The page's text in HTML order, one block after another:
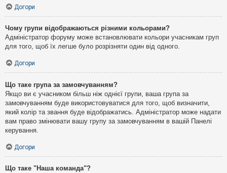
Догори
Чому групи відображаються різними кольорами?
Адміністратор форуму може встановлювати кольори учасникам груп
для того, щоб їх легше було розрізняти один від одного.
Догори
Що таке група за замовчуванням?
Якщо ви є учасником більш ніж однієї групи, ваша група за
замовчуванням буде використовуватися для того, щоб визначити,
який колір та звання буде відображатись. Адміністратор може надати
вам право змінювати вашу групу за замовчуванням в вашій Панелі
керування.
Догори
Що таке "Наша команда"?